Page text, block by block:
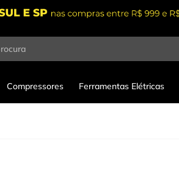
Compressores Ferramentas Elétricas